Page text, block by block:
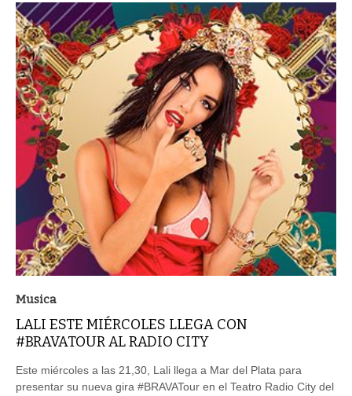
Musica
LALI ESTE MIÉRCOLES LLEGA CON
#BRAVATOUR AL RADIO CITY
Este miércoles a las 21,30, Lali llega a Mar del Plata para
presentar su nueva gira #BRAVATour en el Teatro Radio City del